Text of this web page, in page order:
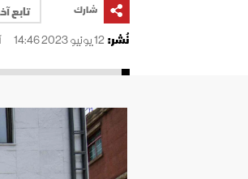
شارك
تابع
نُشر:12 يونيو 2023 14:46